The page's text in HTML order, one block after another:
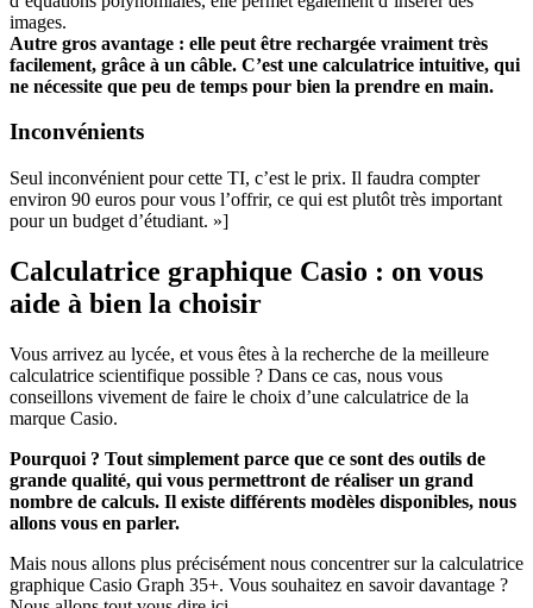
images.
Autre gros avantage : elle peut être rechargée vraiment très
facilement, grâce à un câble. C’est une calculatrice intuitive, qui
ne nécessite que peu de temps pour bien la prendre en main.
Inconvénients
Seul inconvénient pour cette TI, c’est le prix. Il faudra compter
environ 90 euros pour vous l’offrir, ce qui est plutôt très important
pour un budget d’étudiant. »]
Calculatrice graphique Casio : on vous
aide à bien la choisir
Vous arrivez au lycée, et vous êtes à la recherche de la meilleure
calculatrice scientifique possible ? Dans ce cas, nous vous
conseillons vivement de faire le choix d’une calculatrice de la
marque Casio.
Pourquoi ? Tout simplement parce que ce sont des outils de
grande qualité, qui vous permettront de réaliser un grand
nombre de calculs. Il existe différents modèles disponibles, nous
allons vous en parler.
Mais nous allons plus précisément nous concentrer sur la calculatrice
graphique Casio Graph 35+. Vous souhaitez en savoir davantage ?